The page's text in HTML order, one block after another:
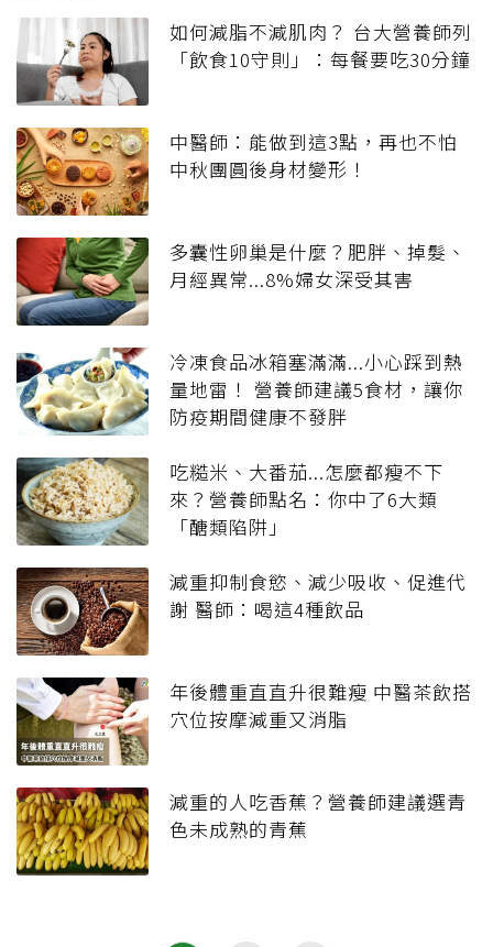
如何減脂不減肌肉？ 台大營養師列
「飲食10守則」：每餐要吃30分鐘
中醫師：能做到這3點，再也不怕
中秋團圓後身材變形！
多囊性卵巢是什麼？肥胖、掉髮、
月經異常...8%婦女深受其害
冷凍食品冰箱塞滿滿...小心踩到熱
量地雷！ 營養師建議5食材，讓你
防疫期間健康不發胖
吃糙米、大番茄...怎麼都瘦不下
來？營養師點名：你中了6大類
「醣類陷阱」
減重抑制食慾、減少吸收、促進代
謝 醫師：喝這4種飲品
年後體重直直升很難瘦 中醫茶飲搭
穴位按摩減重又消脂
減重的人吃香蕉？營養師建議選青
色未成熟的青蕉